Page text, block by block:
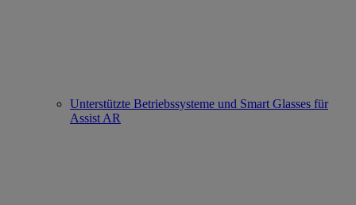
Unterstützte Betriebssysteme und Smart Glasses für
Assist AR